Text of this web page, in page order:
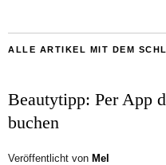
ALLE ARTIKEL MIT DEM
Beautytipp: Per App
buchen
Veröffentlicht von Mel